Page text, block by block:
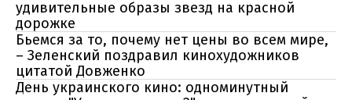
удивительные образы звезд на красной
дорожке
Бьемся за то, почему нет цены во всем мире,
– Зеленский поздравил кинохудожников
цитатой Довженко
День украинского кино: одноминутный